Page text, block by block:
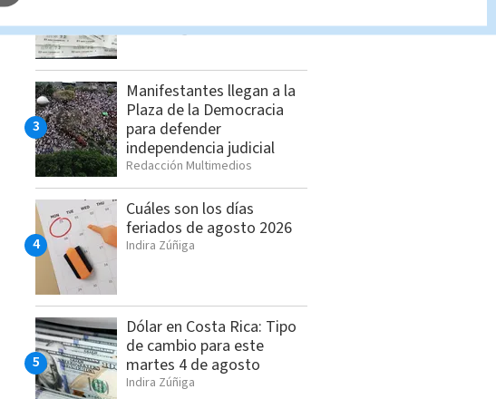
Indira Zúñiga
Manifestantes llegan a la
Plaza de la Democracia
para defender
independencia judicial
Redacción Multimedios
Cuáles son los días
feriados de agosto 2026
Indira Zúñiga
Dólar en Costa Rica: Tipo
de cambio para este
martes 4 de agosto
Indira Zúñiga